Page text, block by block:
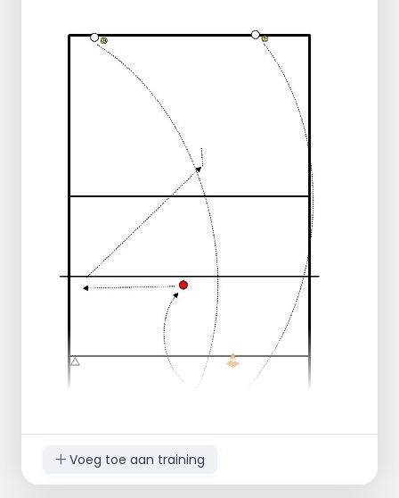
4 hoepels onder het net.
:
Eerste opbouw
Opslag: bal overgooien in
bovenhandse worp.
Vangen & werpen
Vangen & werpen
Tweede opbouw
Opslag: Bal overspelen met een
botsbal over het net.
Vangen & werpen
Pas
Derde opbouw
Opslag: Springen en hierna een botsbal
over het net.
Volleybal contact
Vierde opbouw
Opslag: bal via de grond over het net
slaan.
Volleybal contact
Voeg toe aan training